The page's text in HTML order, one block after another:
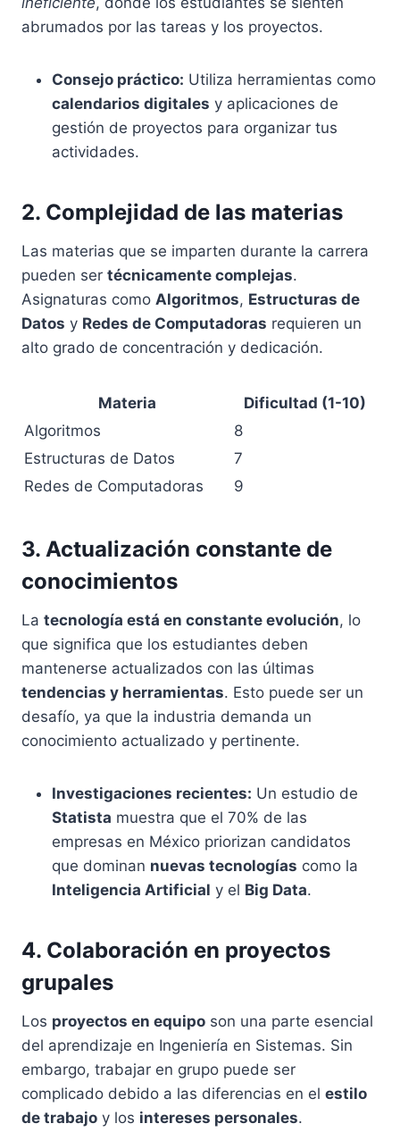
abrumados por las tareas y los proyectos.
Consejo práctico: Utiliza herramientas como
calendarios digitales y aplicaciones de
gestión de proyectos para organizar tus
actividades.
2. Complejidad de las materias
Las materias que se imparten durante la carrera
pueden ser técnicamente complejas.
Asignaturas como Algoritmos, Estructuras de
Datos y Redes de Computadoras requieren un
alto grado de concentración y dedicación.
Materia
Dificultad (1-10)
Algoritmos
8
Estructuras de Datos
7
Redes de Computadoras
9
3. Actualización constante de
conocimientos
La tecnología está en constante evolución, lo
que significa que los estudiantes deben
mantenerse actualizados con las últimas
tendencias y herramientas. Esto puede ser un
desafío, ya que la industria demanda un
conocimiento actualizado y pertinente.
Investigaciones recientes: Un estudio de
Statista muestra que el 70% de las
empresas en México priorizan candidatos
que dominan nuevas tecnologías como la
Inteligencia Artificial y el Big Data.
4. Colaboración en proyectos
grupales
Los proyectos en equipo son una parte esencial
del aprendizaje en Ingeniería en Sistemas. Sin
embargo, trabajar en grupo puede ser
complicado debido a las diferencias en el estilo
de trabajo y los intereses personales.